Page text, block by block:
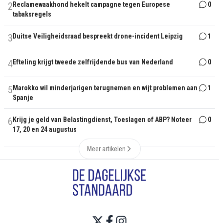
2 Reclamewaakhond hekelt campagne tegen Europese
tabaksregels
0
3 Duitse Veiligheidsraad bespreekt drone-incident Leipzig 1
4Efteling krijgt tweede zelfrijdende bus van Nederland 0
5 Marokko wil minderjarigen terugnemen en wijt problemen aan
Spanje
1
6 Krijg je geld van Belastingdienst, Toeslagen of ABP? Noteer
17, 20 en 24 augustus
0
Meer artikelen